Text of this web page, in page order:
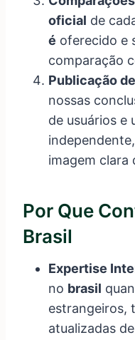
oficial de
é oferecido e
comparação
Publicação
nossas
de usuários e
imagem clara
Por Que
Brasil
Expertise
no brasil
estrangeiros,
atualizadas